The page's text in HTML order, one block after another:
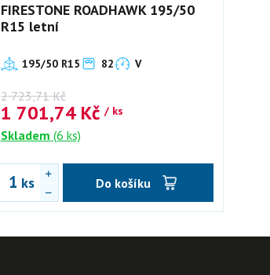
FIRESTONE ROADHAWK 195/50
R15 letní
195/50 R15 82 V
2 723,71 Kč
1 701,74 Kč / ks
Skladem (6 ks)
ks Do košíku